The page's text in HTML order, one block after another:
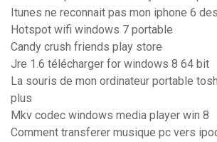
Itunes ne reconnait pas mon iphone 6
Hotspot wifi windows 7 portable
Candy crush friends play store
Jre 1.6 télécharger for windows 8 64 bit
La souris de mon ordinateur portable
plus
Mkv codec windows media player win 8
Comment transferer musique pc vers